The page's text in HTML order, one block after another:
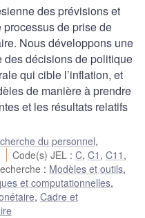
des prévisions et
de prise de
Nous développons une
des décisions de politique
qui cible l’inflation, et
de manière à prendre
et les résultats relatifs
du personnel,
Code(s) JEL :C,C1 ,C11 ,
: Modèles et outils,
et computationnelles,
, Cadre et